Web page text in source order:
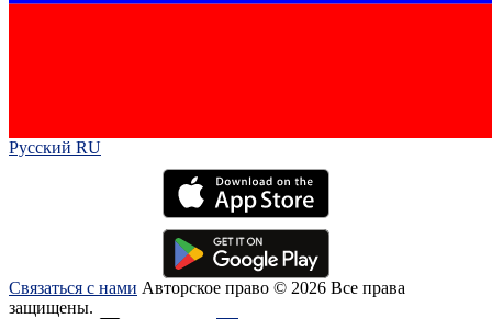
Русский RU‎
Связаться с нами Авторское право © 2026 Все права
защищены.